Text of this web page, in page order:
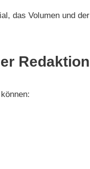
das Volumen und der
Redaktion